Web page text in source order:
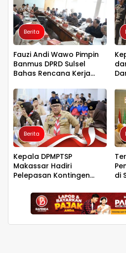
Berita
Fauzi Andi Wawo Pimpin
Banmus DPRD Sulsel
Bahas Rencana Kerja
Berita
Kepala DPMPTSP
Makassar Hadiri
Pelepasan Kontingen
Tegaskan Dukungan bagi
Pembinaan Generasi
Muda
di